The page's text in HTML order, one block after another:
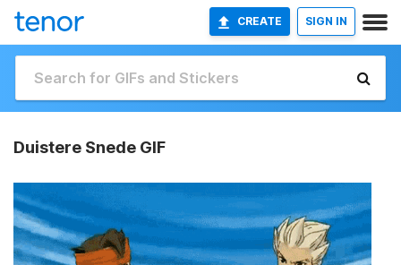
CREATE SIGN IN
Duistere Snede GIF